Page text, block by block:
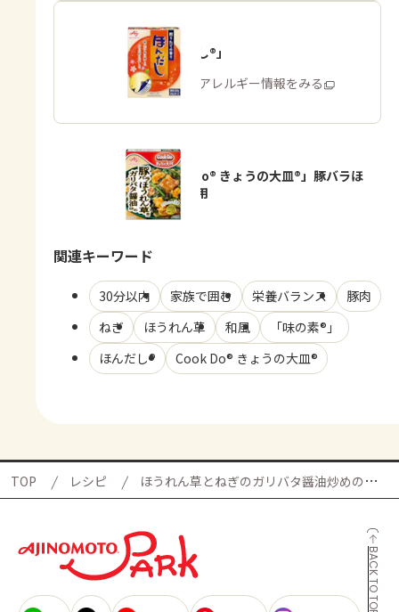
「ほんだし®」
商品・アレルギー情報をみる
「Cook Do® きょうの大皿®」豚バラほ
うれん草用
関連キーワード
30分以内 家族で囲む 栄養バランス
豚肉
ねぎ
ほうれん草 和風
「味の素®」
ほんだし®
Cook Do® きょうの大皿®
TOP レシピ ほうれん草とねぎのガリバタ醤油炒めの献立
BACK TO TOP